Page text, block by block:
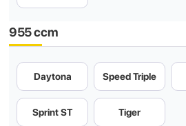
955 ccm
Daytona Speed Triple
Sprint ST Tiger